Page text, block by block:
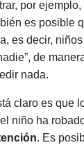
por
es posible
es decir, niños
de
nada.
claro es que
niño ha
. Es